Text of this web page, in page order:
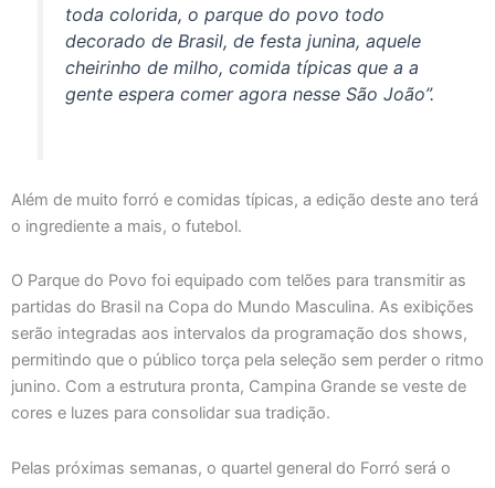
toda colorida, o parque do povo todo
decorado de Brasil, de festa junina, aquele
cheirinho de milho, comida típicas que a a
gente espera comer agora nesse São João”.
Além de muito forró e comidas típicas, a edição deste ano terá
o ingrediente a mais, o futebol.
O Parque do Povo foi equipado com telões para transmitir as
partidas do Brasil na Copa do Mundo Masculina. As exibições
serão integradas aos intervalos da programação dos shows,
permitindo que o público torça pela seleção sem perder o ritmo
junino. Com a estrutura pronta, Campina Grande se veste de
cores e luzes para consolidar sua tradição.
Pelas próximas semanas, o quartel general do Forró será o